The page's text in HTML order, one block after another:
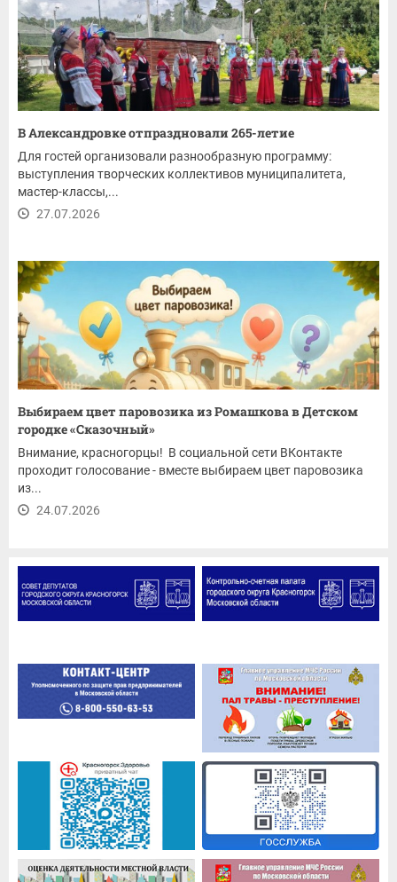
В Александровке отпраздновали 265-летие
Для гостей организовали разнообразную программу:
выступления творческих коллективов муниципалитета,
мастер-классы,...
27.07.2026
Выбираем цвет паровозика из Ромашкова в Детском
городке «Сказочный»
Внимание, красногорцы! В социальной сети ВКонтакте
проходит голосование - вместе выбираем цвет паровозика
из...
24.07.2026